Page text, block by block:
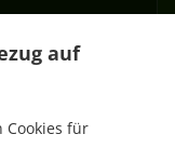
auf
für